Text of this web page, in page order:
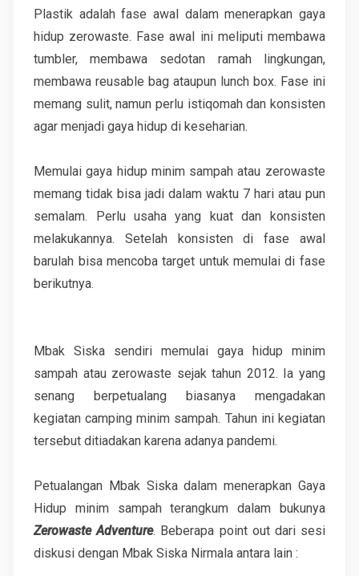
Plastik adalah fase awal dalam menerapkan gaya
hidup zerowaste. Fase awal ini meliputi membawa
tumbler, membawa sedotan ramah lingkungan,
membawa reusable bag ataupun lunch box. Fase ini
memang sulit, namun perlu istiqomah dan konsisten
agar menjadi gaya hidup di keseharian.
Memulai gaya hidup minim sampah atau zerowaste
memang tidak bisa jadi dalam waktu 7 hari atau pun
semalam. Perlu usaha yang kuat dan konsisten
melakukannya. Setelah konsisten di fase awal
barulah bisa mencoba target untuk memulai di fase
berikutnya.
Mbak Siska sendiri memulai gaya hidup minim
sampah atau zerowaste sejak tahun 2012. Ia yang
senang berpetualang biasanya mengadakan
kegiatan camping minim sampah. Tahun ini kegiatan
tersebut ditiadakan karena adanya pandemi.
Petualangan Mbak Siska dalam menerapkan Gaya
Hidup minim sampah terangkum dalam bukunya
Zerowaste Adventure. Beberapa point out dari sesi
diskusi dengan Mbak Siska Nirmala antara lain :